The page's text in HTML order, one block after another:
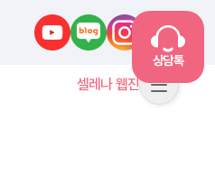
유튜브네이버블로그인스타그램카카오톡
셀레나 웹진 메뉴
상담톡